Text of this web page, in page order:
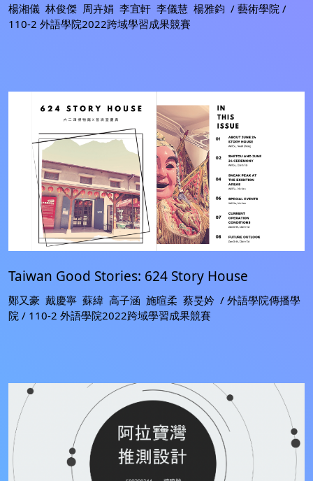
楊湘儀 林俊傑 周卉娟 李宜軒 李儀慧 楊雅鈞 / 藝術學院 /
110-2 外語學院2022跨域學習成果競賽
Taiwan Good Stories: 624 Story House
鄭又豪 戴慶寧 蘇緯 高子涵 施暄柔 蔡旻妗 / 外語學院傳播學
院 / 110-2 外語學院2022跨域學習成果競賽